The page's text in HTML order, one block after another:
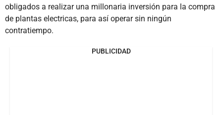
obligados a realizar una millonaria inversión para la compra
de plantas electricas, para así operar sin ningún
contratiempo.
PUBLICIDAD